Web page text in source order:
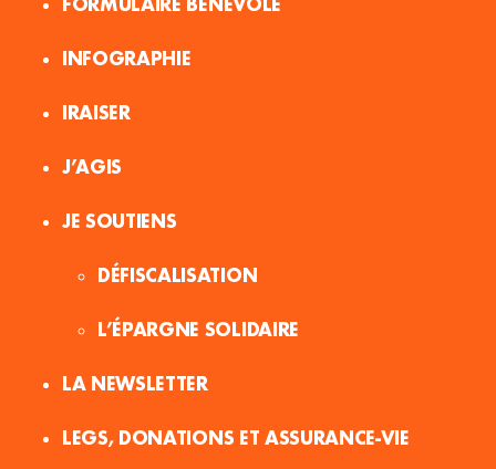
INFOGRAPHIE
IRAISER
J’AGIS
JE SOUTIENS
DÉFISCALISATION
L’ÉPARGNE SOLIDAIRE
LA NEWSLETTER
LEGS, DONATIONS ET ASSURANCE-VIE